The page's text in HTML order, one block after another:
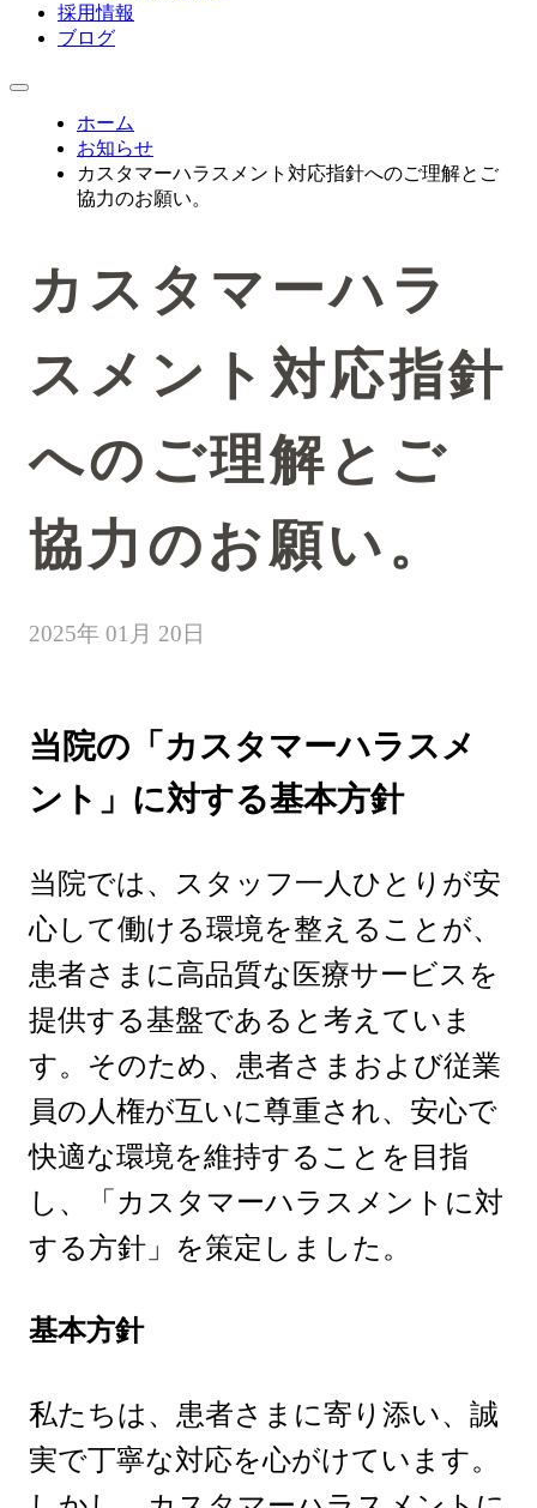
採用情報
ブログ
ホーム
お知らせ
カスタマーハラスメント対応指針へのご理解とご
協力のお願い。
カスタマーハラ
スメント対応指針
へのご理解とご
協力のお願い。
2025年 01月 20日
当院の「カスタマーハラスメ
ント」に対する基本方針
当院では、スタッフ一人ひとりが安
心して働ける環境を整えることが、
患者さまに高品質な医療サービスを
提供する基盤であると考えていま
す。そのため、患者さまおよび従業
員の人権が互いに尊重され、安心で
快適な環境を維持することを目指
し、「カスタマーハラスメントに対
する方針」を策定しました。
基本方針
私たちは、患者さまに寄り添い、誠
実で丁寧な対応を心がけています。